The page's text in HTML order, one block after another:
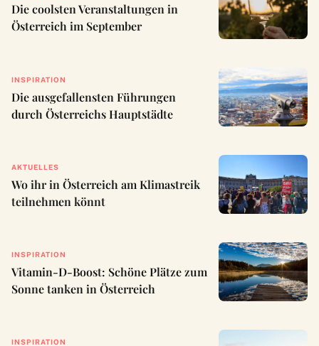
Die coolsten Veranstaltungen in
Österreich im September
INSPIRATION
Die ausgefallensten Führungen
durch Österreichs Hauptstädte
AKTUELLES
Wo ihr in Österreich am Klimastreik
teilnehmen könnt
INSPIRATION
Vitamin-D-Boost: Schöne Plätze zum
Sonne tanken in Österreich
INSPIRATION